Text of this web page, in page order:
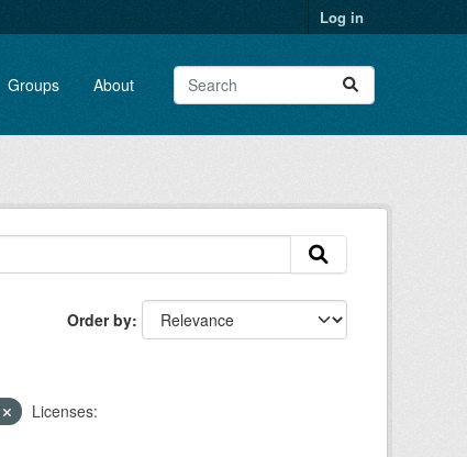
Log in
Groups About
Order by
Licenses: